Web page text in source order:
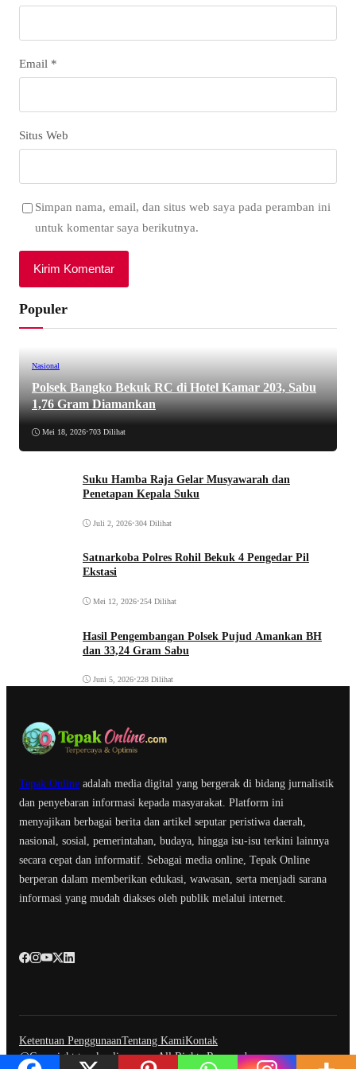
Email *
Situs Web
Simpan nama, email, dan situs web saya pada peramban ini
untuk komentar saya berikutnya.
Populer
Nasional
Polsek Bangko Bekuk RC di Hotel Kamar 203, Sabu
1,76 Gram Diamankan
Mei 18, 2026•703 Dilihat
Suku Hamba Raja Gelar Musyawarah dan
Penetapan Kepala Suku
Juli 2, 2026•304 Dilihat
Satnarkoba Polres Rohil Bekuk 4 Pengedar Pil
Ekstasi
Mei 12, 2026•254 Dilihat
Hasil Pengembangan Polsek Pujud Amankan BH
dan 33,24 Gram Sabu
Juni 5, 2026•228 Dilihat
Tepak Online adalah media digital yang bergerak di bidang jurnalistik
dan penyebaran informasi kepada masyarakat. Platform ini
menyajikan berbagai berita dan artikel seputar peristiwa daerah,
nasional, sosial, pemerintahan, budaya, hingga isu-isu terkini lainnya
secara cepat dan informatif. Sebagai media online, Tepak Online
berperan dalam memberikan edukasi, wawasan, serta menjadi sarana
informasi yang mudah diakses oleh publik melalui internet.
Ketentuan PenggunaanTentang KamiKontak
@Copyright tepakonline.com. All Rights Reserved